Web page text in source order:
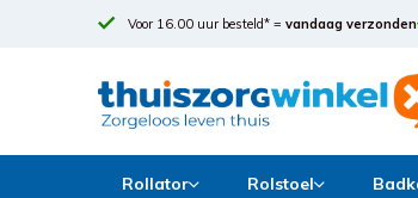
Voor 16.00 uur besteld* = vandaag verzonden
Rollator Rolstoel